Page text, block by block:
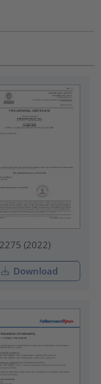
(2022)
Download